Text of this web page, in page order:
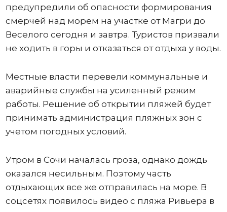
предупредили об опасности формирования
смерчей над морем на участке от Магри до
Веселого сегодня и завтра. Туристов призвали
не ходить в горы и отказаться от отдыха у воды.
Местные власти перевели коммунальные и
аварийные службы на усиленный режим
работы. Решение об открытии пляжей будет
принимать администрация пляжных зон с
учетом погодных условий.
Утром в Сочи началась гроза, однако дождь
оказался несильным. Поэтому часть
отдыхающих все же отправилась на море. В
соцсетях появилось видео с пляжа Ривьера в